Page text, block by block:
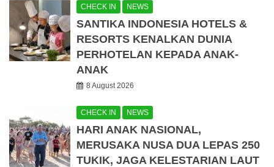
CHECK IN NEWS
SANTIKA INDONESIA HOTELS &
RESORTS KENALKAN DUNIA
PERHOTELAN KEPADA ANAK-
ANAK
8 August 2026
CHECK IN NEWS
HARI ANAK NASIONAL,
MERUSAKA NUSA DUA LEPAS 250
TUKIK, JAGA KELESTARIAN LAUT